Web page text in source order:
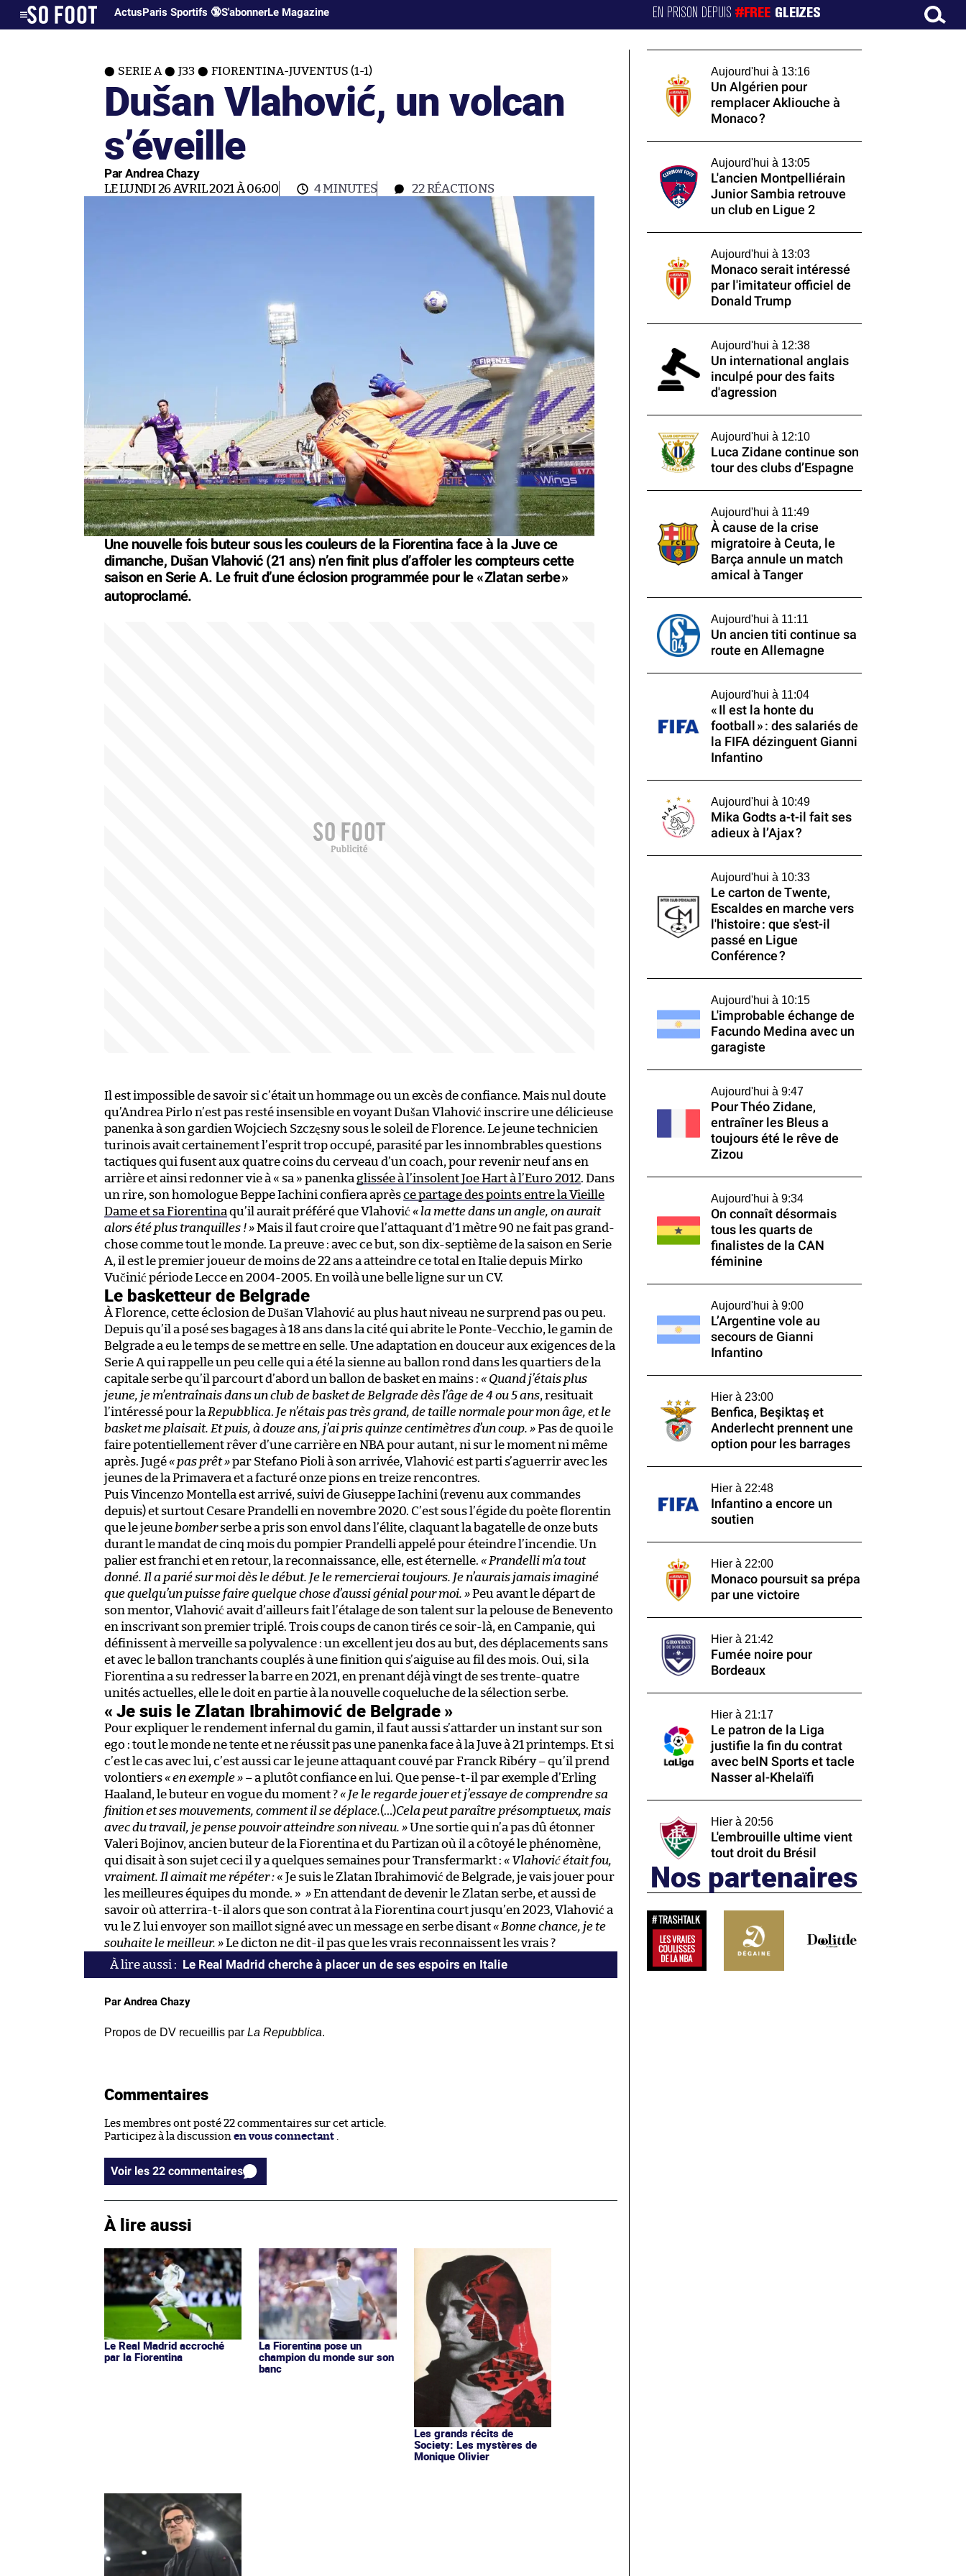
ActusParis Sportifs 🔞S'abonnerLe Magazine EN PRISON DEPUIS#FREE GLEIZES
SERIE A J33 FIORENTINA-JUVENTUS (1-1)
Dušan Vlahović, un volcan
s’éveille
Par Andrea Chazy
LE LUNDI 26 AVRIL 2021 À 06:00 4 MINUTES 22RÉACTIONS
Une nouvelle fois buteur sous les couleurs de la Fiorentina face à la Juve ce
dimanche, Dušan Vlahović (21 ans) n’en finit plus d’affoler les compteurs cette
saison en Serie A. Le fruit d’une éclosion programmée pour le «Zlatan serbe»
autoproclamé.
Il est impossible de savoir si c’était un hommage ou un excès de confiance. Mais nul doute
qu’Andrea Pirlo n’est pas resté insensible en voyant Dušan Vlahović inscrire une délicieuse
panenka à son gardien Wojciech Szczęsny sous le soleil de Florence. Le jeune technicien
turinois avait certainement l’esprit trop occupé, parasité par les innombrables questions
tactiques qui fusent aux quatre coins du cerveau d’un coach, pour revenir neuf ans en
arrière et ainsi redonner vie à « sa » panenka glissée à l’insolent Joe Hart à l’Euro 2012. Dans
un rire, son homologue Beppe Iachini confiera aprèsce partage des points entre la Vieille
Dame et sa Fiorentina qu’il aurait préféré que Vlahović « la mette dans un angle, on aurait
alors été plus tranquilles ! »Mais il faut croire que l’attaquant d’1 mètre 90 ne fait pas grand-
chose comme tout le monde. La preuve : avec ce but, son dix-septième de la saison en Serie
A, il est le premier joueur de moins de 22 ans a atteindre ce total en Italie depuis Mirko
Vučinić période Lecce en 2004-2005. En voilà une belle ligne sur un CV.
Le basketteur de Belgrade
À Florence, cette éclosion de Dušan Vlahović au plus haut niveau ne surprend pas ou peu.
Depuis qu’il a posé ses bagages à 18 ans dans la cité qui abrite le Ponte-Vecchio, le gamin de
Belgrade a eu le temps de se mettre en selle. Une adaptation en douceur aux exigences de la
Serie A qui rappelle un peu celle qui a été la sienne au ballon rond dans les quartiers de la
capitale serbe qu’il parcourt d’abord un ballon de basket en mains : « Quand j’étais plus
jeune, je m’entraînais dans un club de basket de Belgrade dès l’âge de 4 ou 5 ans, resituait
l’intéressé pour la Repubblica. Je n’étais pas très grand, de taille normale pour mon âge, et le
basket me plaisait. Et puis, à douze ans, j’ai pris quinze centimètres d’un coup. »Pas de quoi le
faire potentiellement rêver d’une carrière en NBA pour autant, ni sur le moment ni même
après. Jugé« pas prêt »par Stefano Pioli à son arrivée, Vlahović est parti s’aguerrir avec les
jeunes de la Primavera et a facturé onze pions en treize rencontres.
Puis Vincenzo Montella est arrivé, suivi de Giuseppe Iachini (revenu aux commandes
depuis) et surtout Cesare Prandelli en novembre 2020. C’est sous l’égide du poète florentin
que le jeune bomberserbe a pris son envol dans l’élite, claquant la bagatelle de onze buts
durant le mandat de cinq mois du pompier Prandelli appelé pour éteindre l’incendie. Un
palier est franchi et en retour, la reconnaissance, elle, est éternelle. « Prandelli m’a tout
donné. Il a parié sur moi dès le début. Je le remercierai toujours. Je n’aurais jamais imaginé
que quelqu’un puisse faire quelque chose d’aussi génial pour moi. »Peu avant le départ de
son mentor, Vlahović avait d’ailleurs fait l’étalage de son talent sur la pelouse de Benevento
en inscrivant son premier triplé. Trois coups de canon tirés ce soir-là, en Campanie, qui
définissent à merveille sa polyvalence : un excellent jeu dos au but, des déplacements sans
et avec le ballon tranchants couplés à une finition qui s’aiguise au fil des mois. Oui, si la
Fiorentina a su redresser la barre en 2021, en prenant déjà vingt de ses trente-quatre
unités actuelles, elle le doit en partie à la nouvelle coqueluche de la sélection serbe.
« Je suis le Zlatan Ibrahimović de Belgrade »
Pour expliquer le rendement infernal du gamin, il faut aussi s’attarder un instant sur son
ego : tout le monde ne tente et ne réussit pas une panenka face à la Juve à 21 printemps. Et si
c’est le cas avec lui, c’est aussi car le jeune attaquant couvé par Franck Ribéry – qu’il prend
volontiers« en exemple » – a plutôt confiance en lui. Que pense-t-il par exemple d’Erling
Haaland, le buteur en vogue du moment ?« Je le regarde jouer et j’essaye de comprendre sa
finition et ses mouvements, comment il se déplace.(…)Cela peut paraître présomptueux, mais
avec du travail, je pense pouvoir atteindre son niveau. »Une sortie qui n’a pas dû étonner
Valeri Bojinov, ancien buteur de la Fiorentina et du Partizan où il a côtoyé le phénomène,
qui disait à son sujet ceci il y a quelques semaines pour Transfermarkt : « Vlahović était fou,
vraiment. Il aimait me répéter : « Je suis le Zlatan Ibrahimović de Belgrade, je vais jouer pour
les meilleures équipes du monde. » »En attendant de devenir le Zlatan serbe, et aussi de
savoir où atterrira-t-il alors que son contrat à la Fiorentina court jusqu’en 2023, Vlahović a
vu le Z lui envoyer son maillot signé avec un message en serbe disant« Bonne chance, je te
souhaite le meilleur. »Le dicton ne dit-il pas que les vrais reconnaissent les vrais ?
Le Real Madrid cherche à placer un de ses espoirs en Italie
Par Andrea Chazy
Propos de DV recueillis par La Repubblica.
Commentaires
Les membres ont posté 22 commentaires sur cet article.
Participez à la discussion en vous connectant .
Voir les 22 commentaires
À lire aussi
Le Real Madrid accroché
par la Fiorentina
La Fiorentina pose un
champion du monde sur son
banc
Les grands récits de
Society: Les mystères de
Monique Olivier
Aujourd'hui à 13:16
Un Algérien pour
remplacer Akliouche à
Monaco ?
Aujourd'hui à 13:05
L'ancien Montpelliérain
Junior Sambia retrouve
un club en Ligue 2
Aujourd'hui à 13:03
Monaco serait intéressé
par l'imitateur officiel de
Donald Trump
Aujourd'hui à 12:38
Un international anglais
inculpé pour des faits
d'agression
Aujourd'hui à 12:10
Luca Zidane continue son
tour des clubs d’Espagne
Aujourd'hui à 11:49
À cause de la crise
migratoire à Ceuta, le
Barça annule un match
amical à Tanger
Aujourd'hui à 11:11
Un ancien titi continue sa
route en Allemagne
Aujourd'hui à 11:04
« Il est la honte du
football » : des salariés de
la FIFA dézinguent Gianni
Infantino
Aujourd'hui à 10:49
Mika Godts a-t-il fait ses
adieux à l’Ajax ?
Aujourd'hui à 10:33
Le carton de Twente,
Escaldes en marche vers
l'histoire : que s'est-il
passé en Ligue
Conférence ?
Aujourd'hui à 10:15
L'improbable échange de
Facundo Medina avec un
garagiste
Aujourd'hui à 9:47
Pour Théo Zidane,
entraîner les Bleus a
toujours été le rêve de
Zizou
Aujourd'hui à 9:34
On connaît désormais
tous les quarts de
finalistes de la CAN
féminine
Aujourd'hui à 9:00
L’Argentine vole au
secours de Gianni
Infantino
Hier à 23:00
Benfica, Beşiktaş et
Anderlecht prennent une
option pour les barrages
Hier à 22:48
Infantino a encore un
soutien
Hier à 22:00
Monaco poursuit sa prépa
par une victoire
Hier à 21:42
Fumée noire pour
Bordeaux
Hier à 21:17
Le patron de la Liga
justifie la fin du contrat
avec beIN Sports et tacle
Nasser al-Khelaïfi
Hier à 20:56
L'embrouille ultime vient
tout droit du Brésil
Nos partenaires